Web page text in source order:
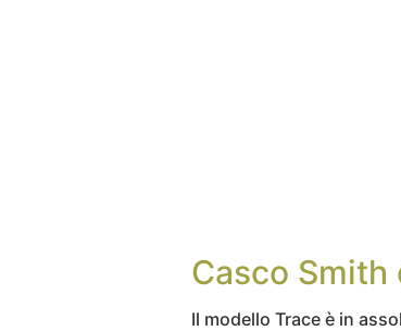
Casco
Il modello Trace è in